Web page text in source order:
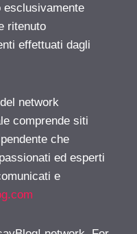
esclusivamente
ritenuto
effettuati dagli
network
comprende siti
che
ed esperti
e